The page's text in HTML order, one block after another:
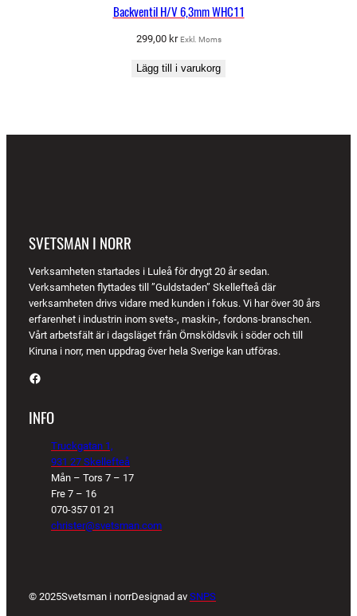
Backventil H/V 6,3mm WHC11
299,00 kr Exkl. Moms
Lägg till i varukorg
SVETSMAN I NORR
Verksamheten startades i Luleå för drygt 20 år sedan.
Verksamheten flyttades till ”Guldstaden” Skellefteå där
verksamheten drivs vidare med kunden i fokus. Vi har över 30 års
erfarenhet i industrin inom svets-, maskin-, fordons-branschen.
Vårt arbetsfält är i dagsläget från Örnsköldsvik i söder och till
Kiruna i norr, men uppdrag över hela Sverige kan utföras.
Facebook
INFO
Truckgatan 1,
931 27 Skellefteå
Mån – Tors 7 – 17
Fre 7 – 16
070-357 01 21
christer@svetsman.com
© 2025Svetsman i norrDesignad av SNPS